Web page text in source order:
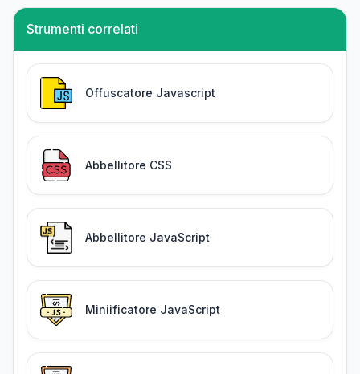
Strumenti correlati
Offuscatore Javascript
Abbellitore CSS
Abbellitore JavaScript
Miniificatore JavaScript